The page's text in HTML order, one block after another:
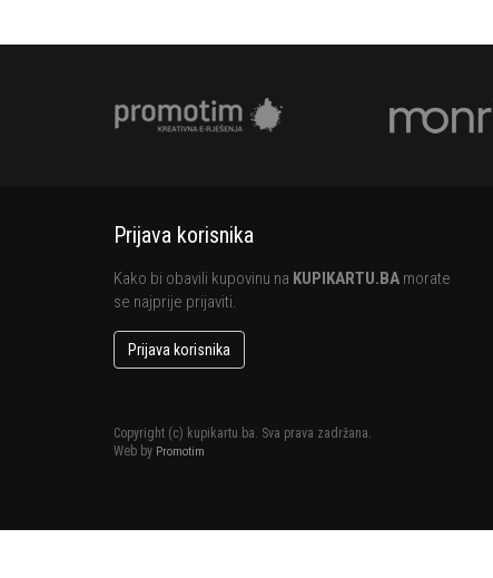
Prijava korisnika
Kako bi obavili kupovinu na KUPIKARTU.BA morate
se najprije prijaviti.
Prijava korisnika
Copyright (c) kupikartu.ba. Sva prava zadržana.
Web by Promotim